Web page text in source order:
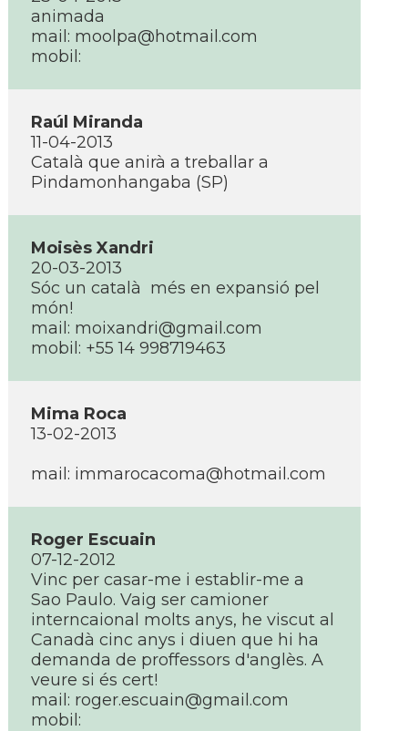
animada
mail: moolpa@hotmail.com
mobil:
Raúl Miranda
11-04-2013
Català que anirà a treballar a
Pindamonhangaba (SP)
Moisès Xandri
20-03-2013
Sóc un català més en expansió pel
món!
mail: moixandri@gmail.com
mobil: +55 14 998719463
Mima Roca
13-02-2013
mail: immarocacoma@hotmail.com
Roger Escuain
07-12-2012
Vinc per casar-me i establir-me a
Sao Paulo. Vaig ser camioner
interncaional molts anys, he viscut al
Canadà cinc anys i diuen que hi ha
demanda de proffessors d'anglès. A
veure si és cert!
mail: roger.escuain@gmail.com
mobil: